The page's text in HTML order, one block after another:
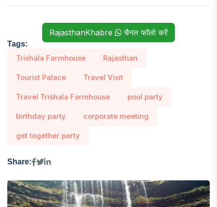
RajasthanKhabre चैनल फॉलो करें
Tags:
Trishala Farmhouse Rajasthan
Tourist Palace Travel Visit
Travel Trishala Farmhouse pool party
birthday party corporate meeting
get together party
Share: